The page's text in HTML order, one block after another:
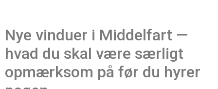
Nye vinduer i Middelfart —
hvad du skal være særligt
opmærksom på før du hyrer